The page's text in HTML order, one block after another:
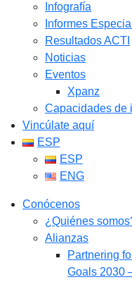
Infografía
Informes
Resultados ACTI
Noticias
Eventos
Xpanz
Capacidades de
Vincúlate aquí
ESP
ESP
ENG
Conócenos
¿Quiénes
Alianzas
Partnering
Goals 2030